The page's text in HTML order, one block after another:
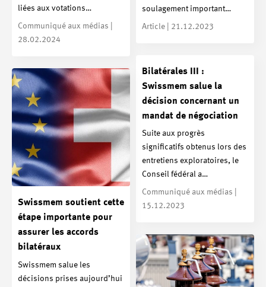
liées aux votations…
Communiqué aux médias |
28.02.2024
soulagement important…
Article | 21.12.2023
Bilatérales III :
Swissmem salue la
décision concernant un
mandat de négociation
Suite aux progrès
significatifs obtenus lors des
entretiens exploratoires, le
Conseil fédéral a…
Communiqué aux médias |
15.12.2023
Swissmem soutient cette
étape importante pour
assurer les accords
bilatéraux
Swissmem salue les
décisions prises aujourd’hui